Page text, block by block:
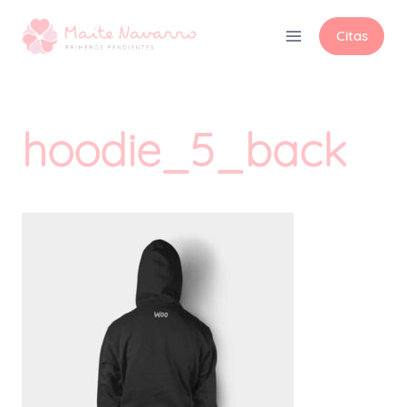
Citas
hoodie_5_back